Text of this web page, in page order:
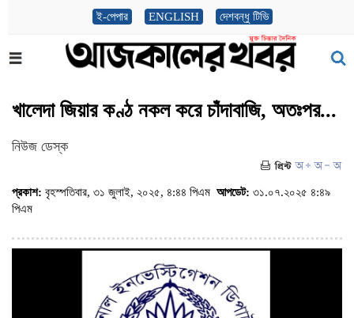
ই-পেপার ENGLISH দেশবন্ধু টিভি
খালেদা জিয়ার কণ্ঠ নকল করে চাঁদাবাজি, অতঃপর...
নিউজ ডেস্ক
প্রকাশ: বৃহস্পতিবার, ৩১ জুলাই, ২০২৫, ৪:৪৪ পিএম আপডেট: ৩১.০৭.২০২৫ ৪:৪৯
পিএম